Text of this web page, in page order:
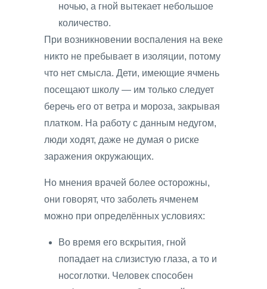
ночью, а гной вытекает небольшое
количество.
При возникновении воспаления на веке
никто не пребывает в изоляции, потому
что нет смысла. Дети, имеющие ячмень
посещают школу — им только следует
беречь его от ветра и мороза, закрывая
платком. На работу с данным недугом,
люди ходят, даже не думая о риске
заражения окружающих.
Но мнения врачей более осторожны,
они говорят, что заболеть ячменем
можно при определённых условиях:
Во время его вскрытия, гной
попадает на слизистую глаза, а то и
носоглотки. Человек способен